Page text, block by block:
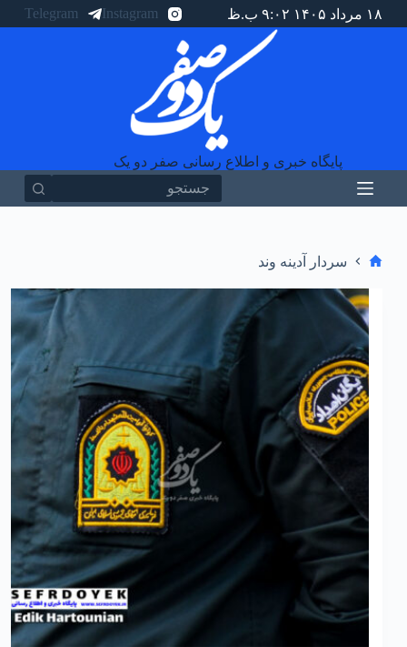
ا
۱۸ مرداد ۱۴۰۵ ۹:۰۲ ب.ظ Instagram
Telegram
پایگاه خبری و اطلاع رسانی صفر دو یک
سردار آدینه وند